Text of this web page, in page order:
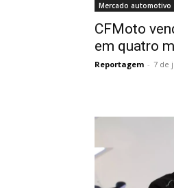
Mercado automotivo
CFMoto
em quatro
Reportagem - 7 de